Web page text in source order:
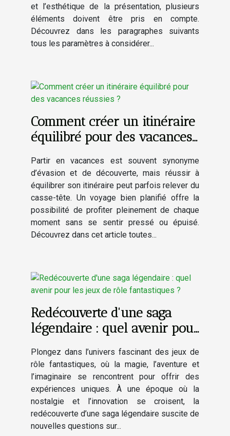
et l’esthétique de la présentation, plusieurs
éléments doivent être pris en compte.
Découvrez dans les paragraphes suivants
tous les paramètres à considérer...
Comment créer un itinéraire
équilibré pour des vacances
Partir en vacances est souvent synonyme
d’évasion et de découverte, mais réussir à
équilibrer son itinéraire peut parfois relever du
casse-tête. Un voyage bien planifié offre la
possibilité de profiter pleinement de chaque
moment sans se sentir pressé ou épuisé.
Découvrez dans cet article toutes...
Redécouverte d'une saga
légendaire : quel avenir pour
?
Plongez dans l’univers fascinant des jeux de
rôle fantastiques, où la magie, l’aventure et
l’imaginaire se rencontrent pour offrir des
expériences uniques. À une époque où la
nostalgie et l’innovation se croisent, la
redécouverte d’une saga légendaire suscite de
nouvelles questions sur...